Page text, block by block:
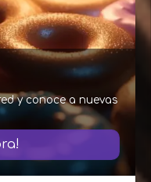
y conoce a nuevas